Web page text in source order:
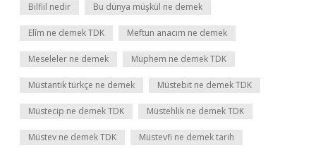
Bilfiil nedir Bu dünya müşkül ne demek
Elîm ne demek TDK Meftun anacım ne demek
Meseleler ne demek Müphem ne demek TDK
Müstantik türkçe ne demek Müstebit ne demek TDK
Müstecip ne demek TDK Müstehlik ne demek TDK
Müstev ne demek TDK Müstevfi ne demek tarih